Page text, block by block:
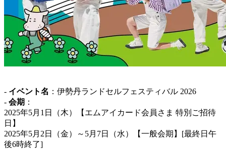
- イベント名 ：伊勢丹ランドセルフェスティバル 2026
- 会期 ：
2025年5月1日（木）【エムアイカード会員さま 特別ご招待
日】
2025年5月2日（金）～5月7日（水）【一般会期】[最終日午
後6時終了]